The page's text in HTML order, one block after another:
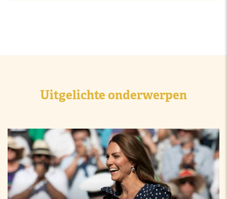
Uitgelichte onderwerpen